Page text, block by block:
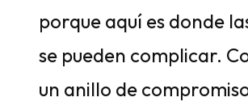
porque aquí es donde
se pueden complicar.
un anillo de